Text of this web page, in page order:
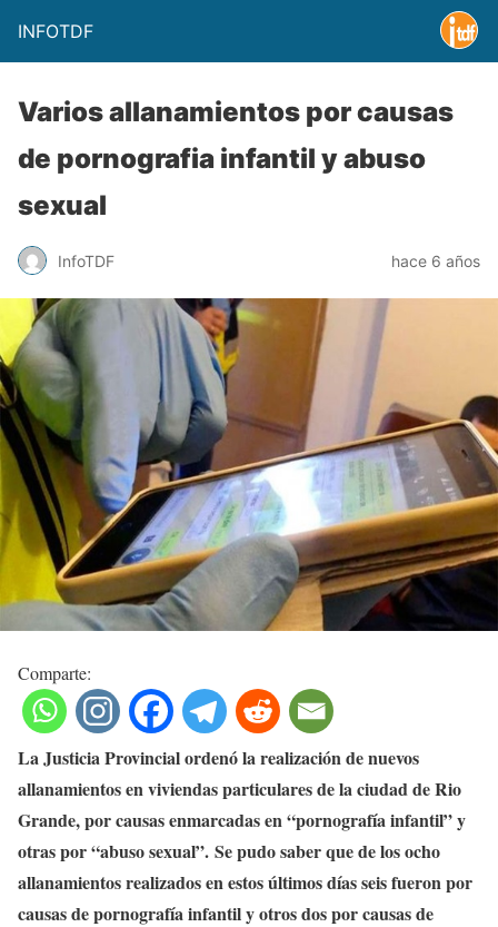
INFOTDF
Varios allanamientos por causas
de pornografia infantil y abuso
sexual
InfoTDF hace 6 años
Comparte:
La Justicia Provincial ordenó la realización de nuevos
allanamientos en viviendas particulares de la ciudad de Rio
Grande, por causas enmarcadas en “pornografía infantil” y
otras por “abuso sexual”. Se pudo saber que de los ocho
allanamientos realizados en estos últimos días seis fueron por
causas de pornografía infantil y otros dos por causas de